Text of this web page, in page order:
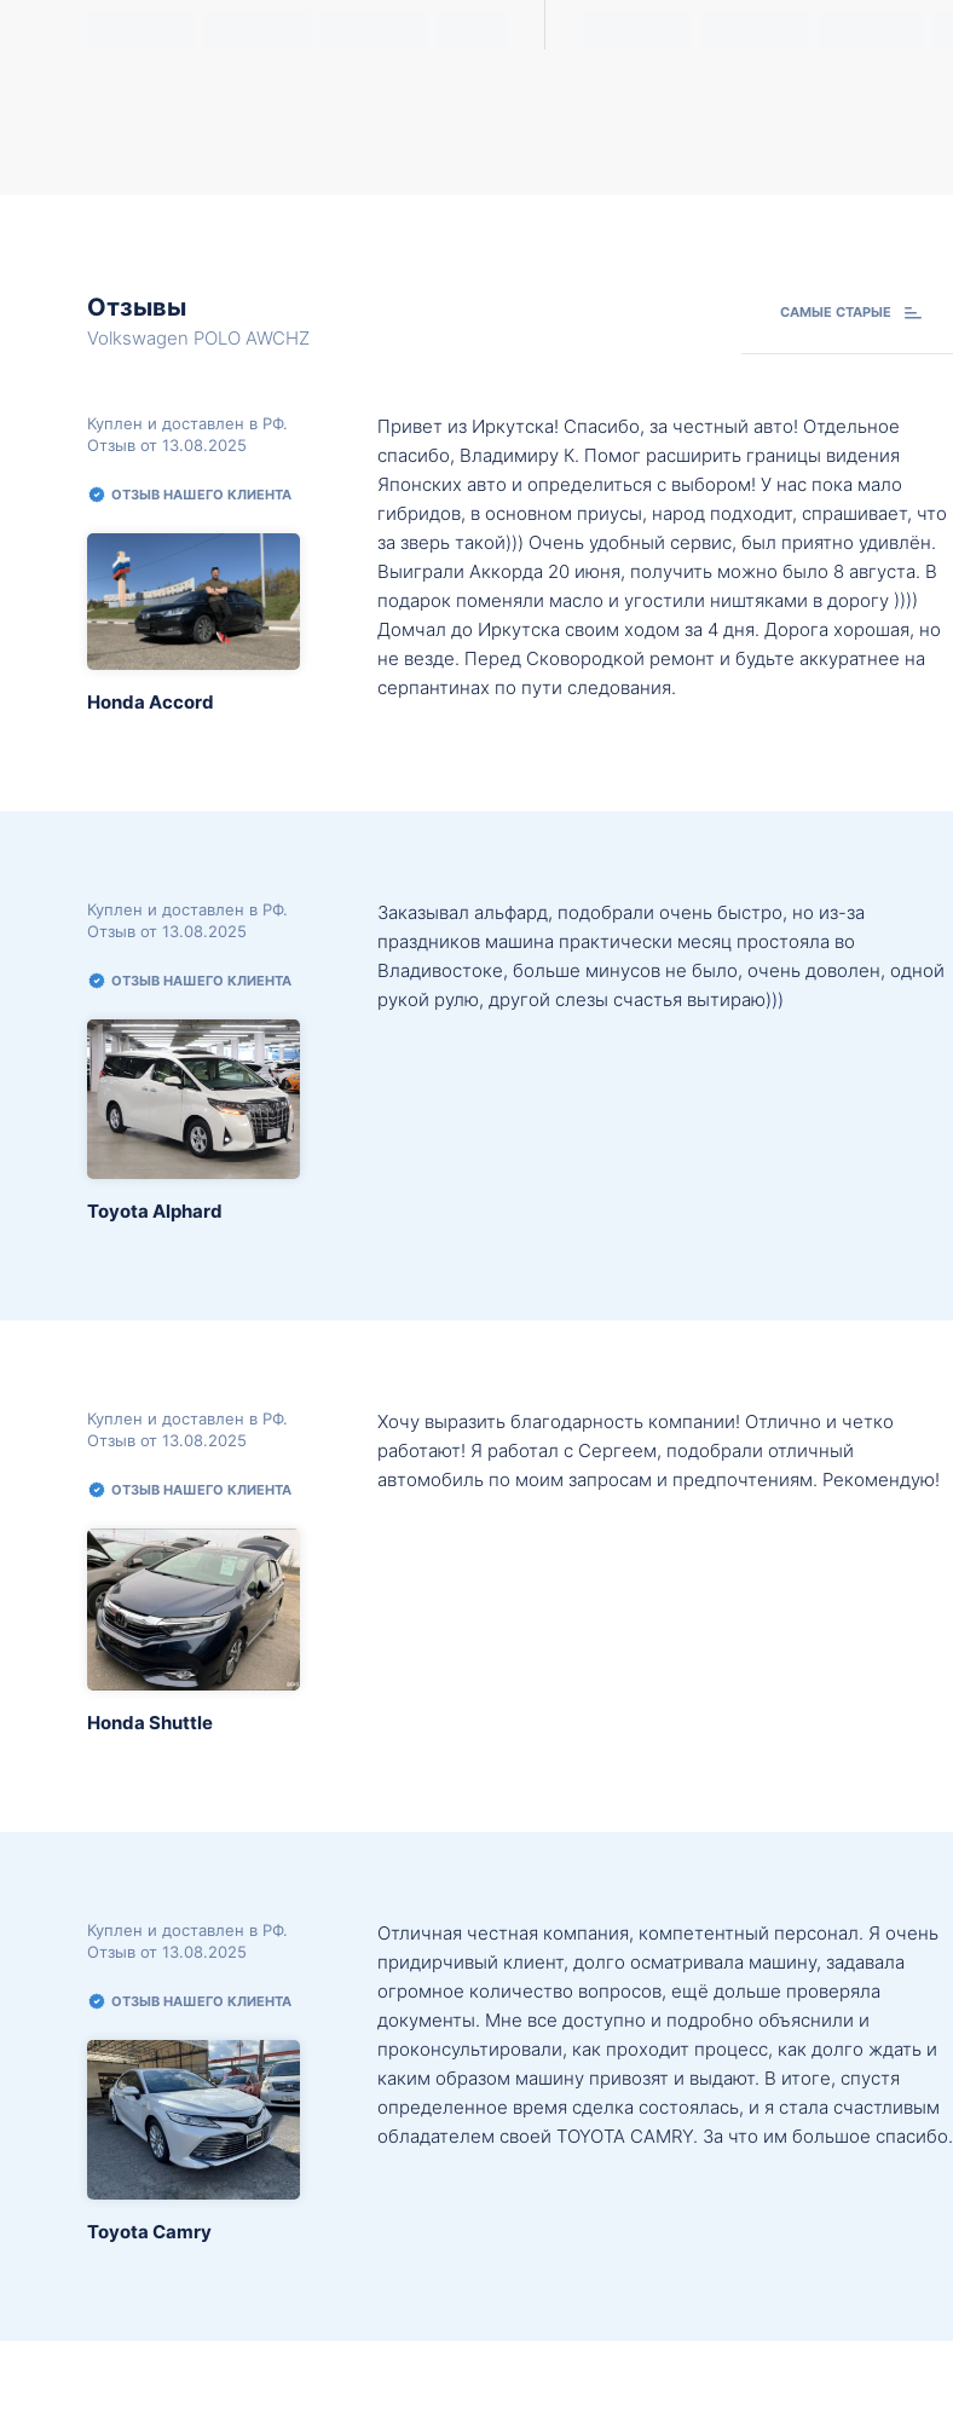
Отзывы
Volkswagen POLO AWCHZ
САМЫЕ СТАРЫЕ
Куплен и доставлен в РФ.
Отзыв от 13.08.2025
ОТЗЫВ НАШЕГО КЛИЕНТА
Honda Accord
Привет из Иркутска! Спасибо, за честный авто! Отдельное
спасибо, Владимиру К. Помог расширить границы видения
Японских авто и определиться с выбором! У нас пока мало
гибридов, в основном приусы, народ подходит, спрашивает, что
за зверь такой))) Очень удобный сервис, был приятно удивлён.
Выиграли Аккорда 20 июня, получить можно было 8 августа. В
подарок поменяли масло и угостили ништяками в дорогу ))))
Домчал до Иркутска своим ходом за 4 дня. Дорога хорошая, но
не везде. Перед Сковородкой ремонт и будьте аккуратнее на
серпантинах по пути следования.
Куплен и доставлен в РФ.
Отзыв от 13.08.2025
ОТЗЫВ НАШЕГО КЛИЕНТА
Toyota Alphard
Заказывал альфард, подобрали очень быстро, но из-за
праздников машина практически месяц простояла во
Владивостоке, больше минусов не было, очень доволен, одной
рукой рулю, другой слезы счастья вытираю)))
Куплен и доставлен в РФ.
Отзыв от 13.08.2025
ОТЗЫВ НАШЕГО КЛИЕНТА
Honda Shuttle
Хочу выразить благодарность компании! Отлично и четко
работают! Я работал с Сергеем, подобрали отличный
автомобиль по моим запросам и предпочтениям. Рекомендую!
Куплен и доставлен в РФ.
Отзыв от 13.08.2025
ОТЗЫВ НАШЕГО КЛИЕНТА
Toyota Camry
Отличная честная компания, компетентный персонал. Я очень
придирчивый клиент, долго осматривала машину, задавала
огромное количество вопросов, ещё дольше проверяла
документы. Мне все доступно и подробно объяснили и
проконсультировали, как проходит процесс, как долго ждать и
каким образом машину привозят и выдают. В итоге, спустя
определенное время сделка состоялась, и я стала счастливым
обладателем своей TOYOTA CAMRY. За что им большое спасибо.